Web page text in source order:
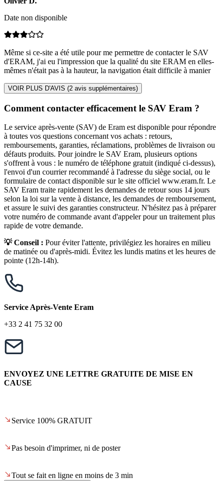
Date non disponible
Même si ce-site a été utile pour me permettre de contacter le SAV
d'ERAM, j'ai eu l'impression que la qualité du site ERAM en elles-
mêmes n'était pas à la hauteur, la navigation était difficile à manier
VOIR PLUS D'AVIS (2 avis supplémentaires)
Comment contacter efficacement le SAV Eram ?
Le service après-vente (SAV) de Eram est disponible pour répondre
à toutes vos questions concernant vos achats : retours,
remboursements, garanties, réclamations, problèmes de livraison ou
défauts produits. Pour joindre le SAV Eram, plusieurs options
s'offrent à vous : le numéro de téléphone gratuit (indiqué ci-dessus),
l'envoi d'un courrier recommandé à l'adresse du siège social, ou le
formulaire de contact disponible sur le site officiel www.eram.fr. Le
SAV Eram traite rapidement les demandes de retour sous 14 jours
selon la loi sur la vente à distance, les demandes de remboursement,
et assure le suivi des garanties constructeur. N'hésitez pas à préparer
votre numéro de commande avant d'appeler pour un traitement plus
rapide de votre demande.
💡 Conseil : Pour éviter l'attente, privilégiez les horaires en milieu
de matinée ou d'après-midi. Évitez les lundis matins et les heures de
pointe (12h-14h).
Service Après-Vente Eram
+33 2 41 75 32 00
ENVOYEZ UNE LETTRE GRATUITE DE MISE EN
CAUSE
Service 100% GRATUIT
Pas besoin d'imprimer, ni de poster
Tout se fait en ligne en moins de 3 min